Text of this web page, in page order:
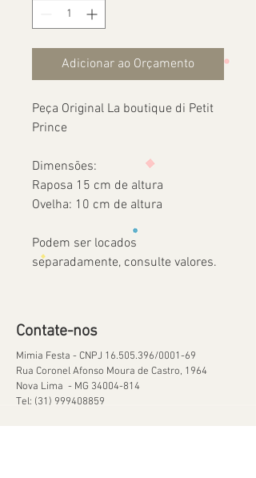
Adicionar ao Orçamento
Peça Original La boutique di Petit
Prince
Dimensões:
Raposa 15 cm de altura
Ovelha: 10 cm de altura
Podem ser locados
separadamente, consulte valores.
Contate-nos
Mimia Festa - CNPJ 16.505.396/0001-69
Rua Coronel Afonso Moura de Castro, 1964
Nova Lima - MG 34004-814
Tel: (31) 999408859